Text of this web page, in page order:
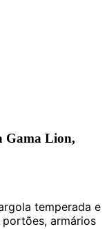
Gama Lion,
temperada e
portões, armários